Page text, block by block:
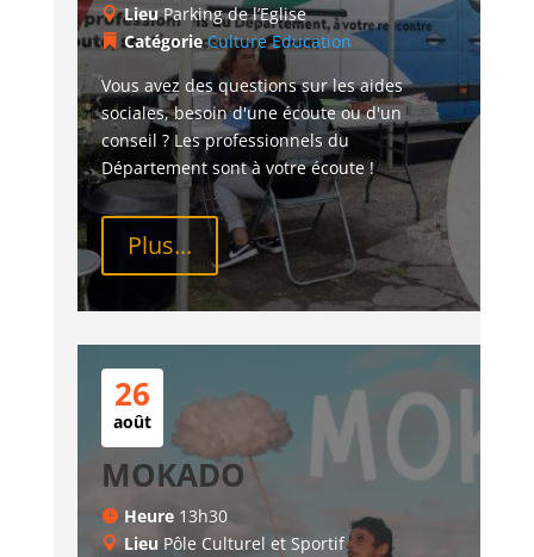
LieuParking de l’Eglise
CatégorieCulture Education
Vous avez des questions sur les aides
sociales, besoin d'une écoute ou d'un
conseil ? Les professionnels du
Département sont à votre écoute !
Plus...
26
août
MOKADO
Heure 13h30
Lieu Pôle Culturel et Sportif